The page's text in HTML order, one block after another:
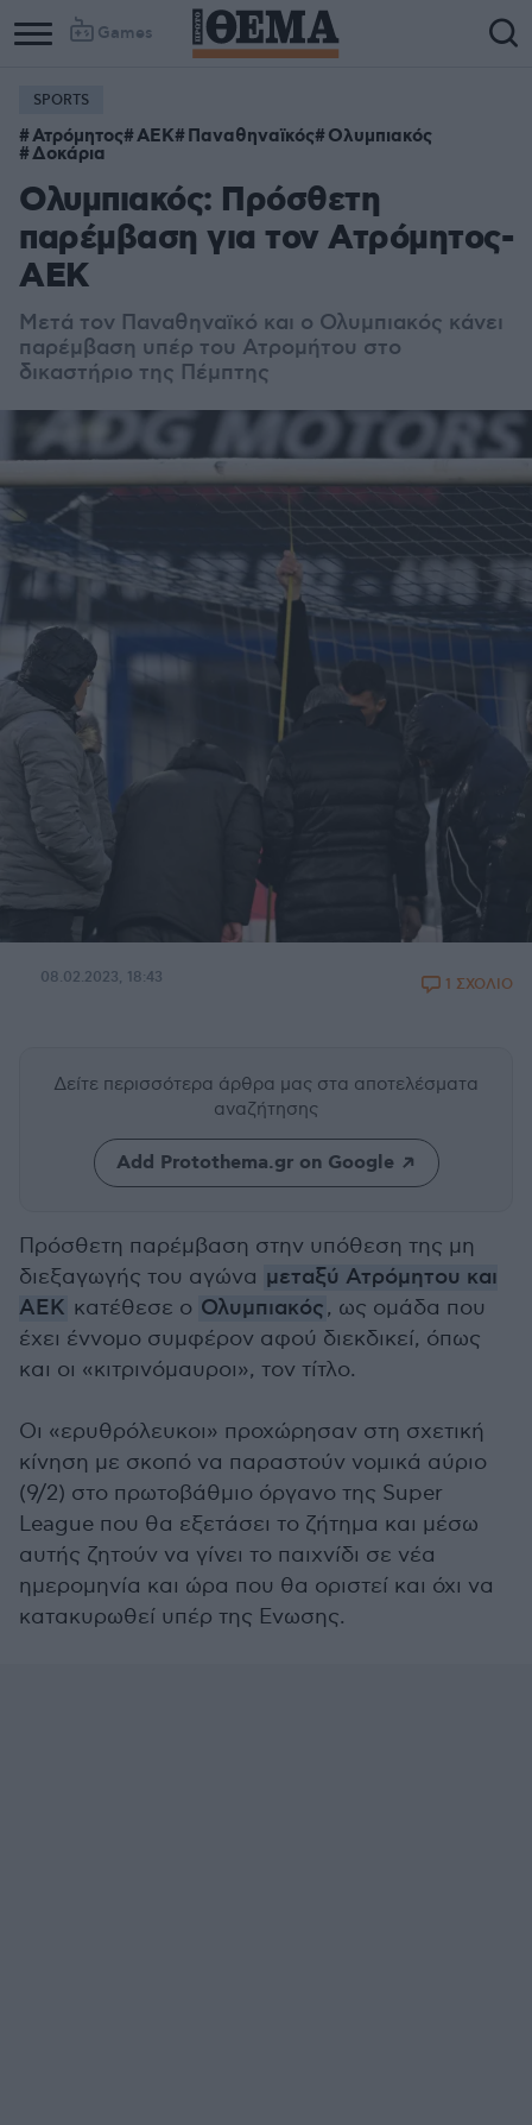
Games
SPORTS
Ατρόμητος ΑΕΚ Παναθηναϊκός Ολυμπιακός
Δοκάρια
Ολυμπιακός: Πρόσθετη
παρέμβαση για τον Ατρόμητος-
ΑΕΚ
Μετά τον Παναθηναϊκό και ο Ολυμπιακός κάνει
παρέμβαση υπέρ του Ατρομήτου στο
δικαστήριο της Πέμπτης
08.02.2023, 18:43 1 ΣΧΟΛΙΟ
Δείτε περισσότερα άρθρα μας στα αποτελέσματα
αναζήτησης
Add Protothema.gr on Google
Πρόσθετη παρέμβαση στην υπόθεση της μη
διεξαγωγής του αγώνα μεταξύ Ατρόμητου και
ΑΕΚ κατέθεσε ο Ολυμπιακός, ως ομάδα που
έχει έννομο συμφέρον αφού διεκδικεί, όπως
και οι «κιτρινόμαυροι», τον τίτλο.
Οι «ερυθρόλευκοι» προχώρησαν στη σχετική
κίνηση με σκοπό να παραστούν νομικά αύριο
(9/2) στο πρωτοβάθμιο όργανο της Super
League που θα εξετάσει το ζήτημα και μέσω
αυτής ζητούν να γίνει το παιχνίδι σε νέα
ημερομηνία και ώρα που θα οριστεί και όχι να
κατακυρωθεί υπέρ της Ενωσης.